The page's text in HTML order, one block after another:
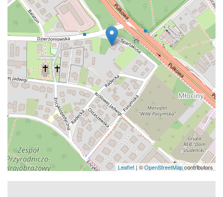
Leaflet | ©OpenStreetMapcontributors